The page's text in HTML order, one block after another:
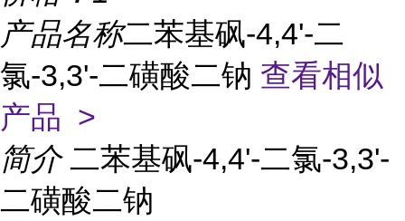
产品名称二苯基砜-4,4'-二
氯-3,3'-二磺酸二钠 查看相似
产品 >
简介 二苯基砜-4,4'-二氯-3,3'-
二磺酸二钠